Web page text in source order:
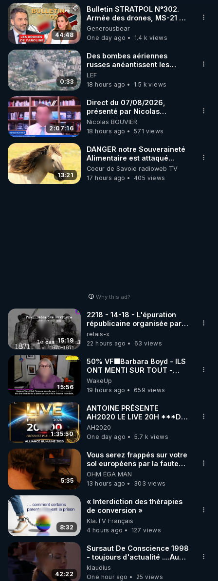
44:48
Bulletin STRATPOL N°302.
Armée des drones, MS-21 en
série, missiles coréens.
07.08.2026.
Generousbear
One day ago
1.4 k views
0:33
Des bombes aériennes
russes anéantissent les
centres de contrôle de
drones de 3 brigades
ukrainienne
LEF
18 hours ago
1.5 k views
2:07:16
Direct du 07/08/2026,
présenté par Nicolas
BOUVIER
Nicolas BOUVIER
18 hours ago
571 views
13:21
DANGER notre Souveraineté
Alimentaire est attaqué...
Coeur de Savoie radioweb TV
17 hours ago
405 views
Why this ad?
15:19
2218 - 14-18 - L'épuration
républicaine organisée par
les frères de la truelle
relais-x
22 hours ago
63 views
15:56
50% VF🟩Barbara Boyd - ILS
ONT MENTI SUR TOUT -
Jocelyne Traduction
WakeUp
19 hours ago
659 views
1:35:50
ANTOINE PRÉSENTE
AH2020 LE LIVE 20H ***DU
06/08/2026***
AH2020
One day ago
5.7 k views
5:35
Vous serez frappés sur votre
sol européens par la faute
des dirigeants qui s'en
mettent dans le nez
OHM ÉGA MAN
13 hours ago
303 views
8:32
« Interdiction des thérapies
de conversion »
Kla.TV Français
4 hours ago
127 views
42:22
Sursaut De Conscience 1998
- toujours d'actualité ....Au
Dela Du Réel
klaudius
One hour ago
25 views